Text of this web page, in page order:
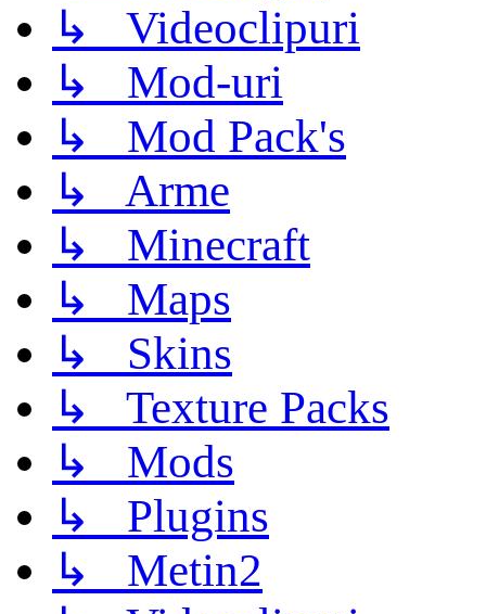
↳ Videoclipuri
↳ Mod-uri
↳ Mod Pack's
↳ Arme
↳ Minecraft
↳ Maps
↳ Skins
↳ Texture Packs
↳ Mods
↳ Plugins
↳ Metin2